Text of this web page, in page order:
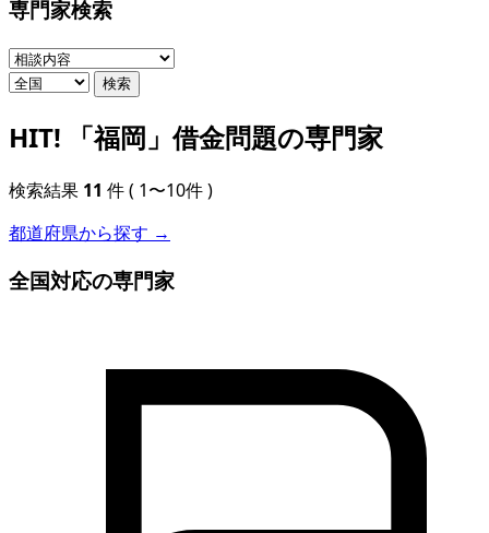
専門家検索
検索
HIT! 「福岡」借金問題の専門家
検索結果 11 件( 1〜10件 )
都道府県から探す →
全国対応の専門家